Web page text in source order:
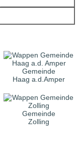
Gemeinde
Haag a.d.Amper
Gemeinde
Zolling